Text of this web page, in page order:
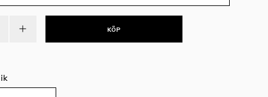
KÖP